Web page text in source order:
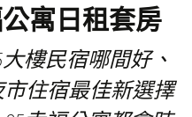
寓日租套房
樓民宿哪間好、
住宿最佳新選擇